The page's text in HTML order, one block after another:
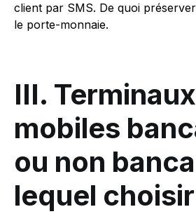
client par SMS. De quoi
le porte-monnaie.
III. Terminaux
mobiles
ou non
lequel